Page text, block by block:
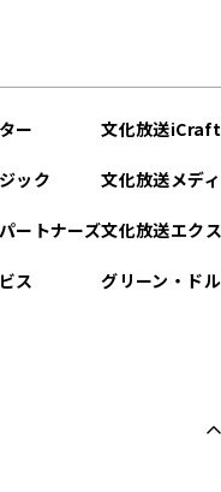
ー
ック
ートナーズ
ス
文化放送iCraft
文化放送メデ
文化放送エク
グリーン・ド